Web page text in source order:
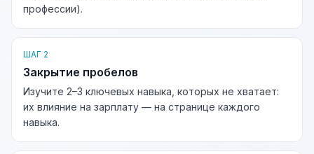
профессии).
ШАГ 2
Закрытие пробелов
Изучите 2–3 ключевых навыка, которых не хватает:
их влияние на зарплату — на странице каждого
навыка.